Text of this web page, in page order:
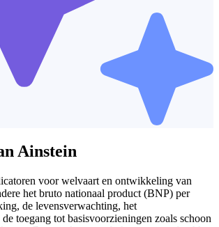
Ainstein
voor welvaart en ontwikkeling van
het bruto nationaal product (BNP) per
de levensverwachting, het
toegang tot basisvoorzieningen zoals schoon